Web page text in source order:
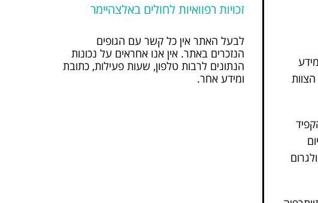
זכויות רפוואיות לחולים באלצהיימר
לבעל האתר אין כל קשר עם הגופים
הנזכרים באתר. אין אנו אחראים על נכונות
הנתונים לרבות טלפון, שעות פעילות, כתובת
ומידע אחר.